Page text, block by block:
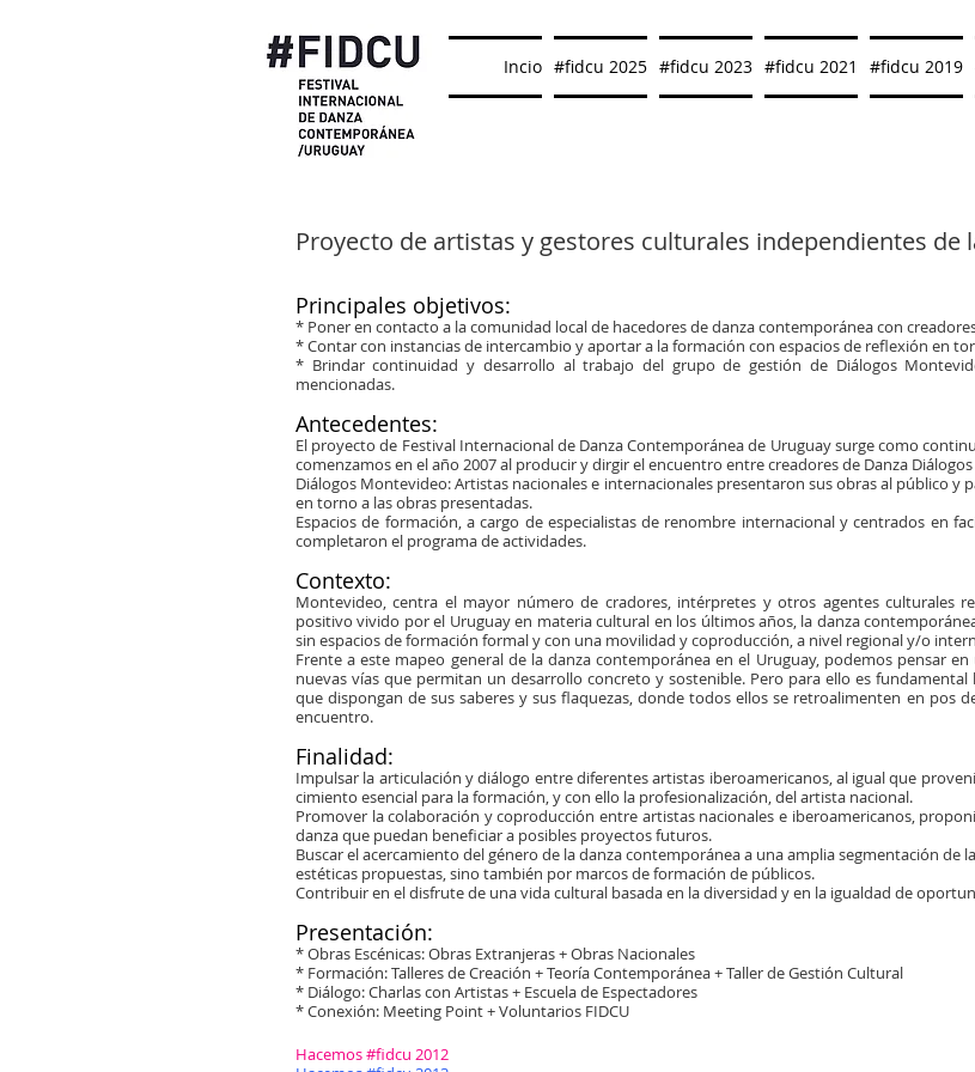
Incio #fidcu 2025 #fidcu 2023 #fidcu 2021 #fidcu 2019
Proyecto de artistas y gestores culturales independientes de
Principales objetivos:​​
* Poner en contacto a la comunidad local de hacedores de danza contemporánea con
* Contar con instancias de intercambio y aportar a la formación con espacios de reflexión en
* Brindar continuidad y desarrollo al trabajo del grupo de gestión de Diálogos
mencionadas.​
Antecedentes:​​
El proyecto de Festival Internacional de Danza Contemporánea de Uruguay surge como
comenzamos en el año 2007 al producir y dirgir el encuentro entre creadores de Danza
Diálogos Montevideo: Artistas nacionales e internacionales presentaron sus obras al público
en torno a las obras presentadas.
Espacios de formación, a cargo de especialistas de renombre internacional y centrados en
completaron el programa de actividades.​
Contexto:​​
Montevideo, centra el mayor número de cradores, intérpretes y otros agentes culturales
positivo vivido por el Uruguay en materia cultural en los últimos años, la danza
sin espacios de formación formal y con una movilidad y coproducción, a nivel regional y/o
Frente a este mapeo general de la danza contemporánea en el Uruguay, podemos pensar
nuevas vías que permitan un desarrollo concreto y sostenible. Pero para ello es
que dispongan de sus saberes y sus flaquezas, donde todos ellos se retroalimenten en pos
encuentro.
Finalidad:​​
Impulsar la articulación y diálogo entre diferentes artistas iberoamericanos, al igual que
cimiento esencial para la formación, y con ello la profesionalización, del artista nacional.
Promover la colaboración y coproducción entre artistas nacionales e iberoamericanos,
danza que puedan beneficiar a posibles proyectos futuros.
Buscar el acercamiento del género de la danza contemporánea a una amplia segmentación de
estéticas propuestas, sino también por marcos de formación de públicos.
Contribuir en el disfrute de una vida cultural basada en la diversidad y en la igualdad de
Presentación:​​
* Obras Escénicas: Obras Extranjeras + Obras Nacionales
* Formación: Talleres de Creación + Teoría Contemporánea + Taller de Gestión Cultural
* Diálogo: Charlas con Artistas + Escuela de Espectadores
* Conexión: Meeting Point + Voluntarios FIDCU
​​​Hacemos #fidcu 2012​